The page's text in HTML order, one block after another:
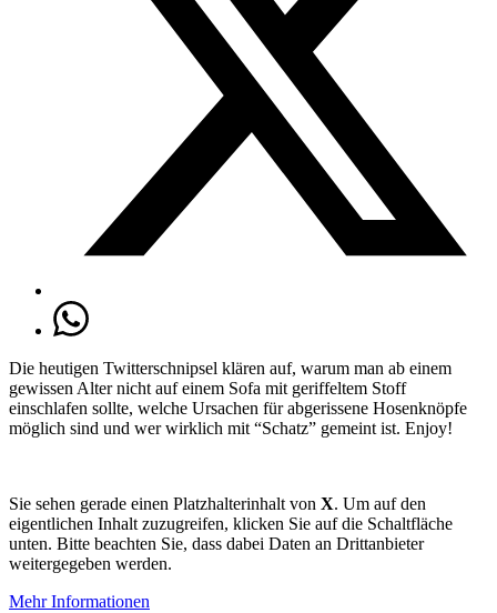
Die heutigen Twitterschnipsel klären auf, warum man ab einem
gewissen Alter nicht auf einem Sofa mit geriffeltem Stoff
einschlafen sollte, welche Ursachen für abgerissene Hosenknöpfe
möglich sind und wer wirklich mit “Schatz” gemeint ist. Enjoy!
Sie sehen gerade einen Platzhalterinhalt von X. Um auf den
eigentlichen Inhalt zuzugreifen, klicken Sie auf die Schaltfläche
unten. Bitte beachten Sie, dass dabei Daten an Drittanbieter
weitergegeben werden.
Mehr Informationen